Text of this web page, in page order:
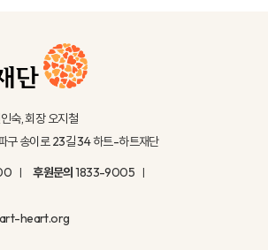
숙, 회장 오지철
송이로 23길 34 하트-하트재단
후원문의1833-9005
heart.org